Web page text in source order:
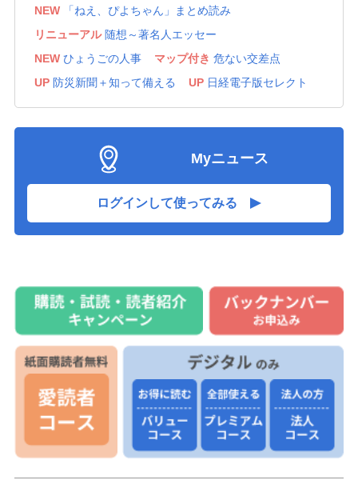
形贈る 神戸キワニスクラブが50体
「八」テーマの御朱印企画 神戸の小野八幡神社
「令和八年八月八日」に合わせ 金色の双龍を力強く
表現
神戸新聞YouTubeが登録10万人突破 オススメ動画
（3）鉄人28号製造密着、交通事故の瞬間実演…
連資料80点、なぎさホールで展示
空き家再生で地域の価値創造を 県が5団体認定、今後
「県民の誤解招く」
05:10
新体操の大野、重圧乗り越え涙「ようやく自分に勝て
た」 全国高校総体・女子個人総合で初優勝
05:10
J1リーグ開幕、ヴィッセル神戸の郷家と前川が抱負語
る 8日、敵地福岡で初戦
05:10
韓国の「慶北ジオパーク」 但馬の高校生らが訪問
養父・関宮で子ども歌舞伎が再始動 新指導者が就
任、来年3月に公演へ 児童「しっかり演じたい」
NEW
「ねえ、ぴよちゃん」まとめ読み
リニューアル 随想～著名人エッセー
NEW ひょうごの人事 マップ付き 危ない交差点
UP 防災新聞＋知って備える UP 日経電子版セレクト
Myニュース
ログインして使ってみる